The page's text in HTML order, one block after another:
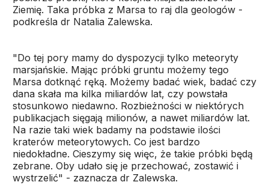
Ziemię. Taka próbka z Marsa to raj dla geologów -
podkreśla dr Natalia Zalewska.
"Do tej pory mamy do dyspozycji tylko meteoryty
marsjańskie. Mając próbki gruntu możemy tego
Marsa dotknąć ręką. Możemy badać wiek, badać czy
dana skała ma kilka miliardów lat, czy powstała
stosunkowo niedawno. Rozbieżności w niektórych
publikacjach sięgają milionów, a nawet miliardów lat.
Na razie taki wiek badamy na podstawie ilości
kraterów meteorytowych. Co jest bardzo
niedokładne. Cieszymy się więc, że takie próbki będą
zebrane. Oby udało się je przechować, zostawić i
wystrzelić" - zaznacza dr Zalewska.